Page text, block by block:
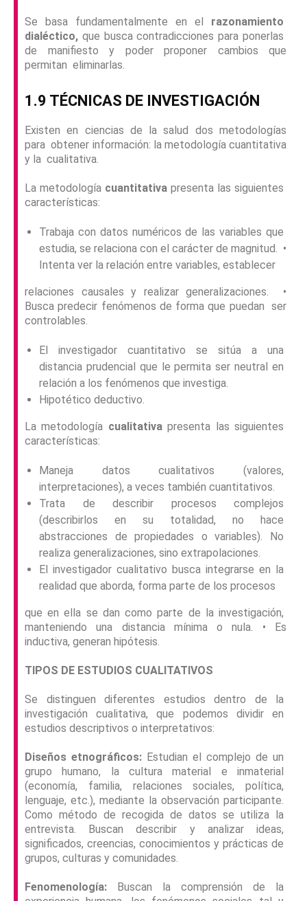
Se basa fundamentalmente en el razonamiento
dialéctico, que busca contradicciones para ponerlas
de manifiesto y poder proponer cambios que
permitan eliminarlas.
1.9 TÉCNICAS DE INVESTIGACIÓN
Existen en ciencias de la salud dos metodologías
para obtener información: la metodología cuantitativa
y la cualitativa.
La metodología cuantitativa presenta las siguientes
características:
Trabaja con datos numéricos de las variables que
estudia, se relaciona con el carácter de magnitud. •
Intenta ver la relación entre variables, establecer
relaciones causales y realizar generalizaciones. •
Busca predecir fenómenos de forma que puedan ser
controlables.
El investigador cuantitativo se sitúa a una
distancia prudencial que le permita ser neutral en
relación a los fenómenos que investiga.
Hipotético deductivo.
La metodología cualitativapresenta las siguientes
características:
Maneja datos cualitativos (valores,
interpretaciones), a veces también cuantitativos.
Trata de describir procesos complejos
(describirlos en su totalidad, no hace
abstracciones de propiedades o variables). No
realiza generalizaciones, sino extrapolaciones.
El investigador cualitativo busca integrarse en la
realidad que aborda, forma parte de los procesos
que en ella se dan como parte de la investigación,
manteniendo una distancia mínima o nula. • Es
inductiva, generan hipótesis.
TIPOS DE ESTUDIOS CUALITATIVOS
Se distinguen diferentes estudios dentro de la
investigación cualitativa, que podemos dividir en
estudios descriptivos o interpretativos:
Diseños etnográficos: Estudian el complejo de un
grupo humano, la cultura material e inmaterial
(economía, familia, relaciones sociales, política,
lenguaje, etc.), mediante la observación participante.
Como método de recogida de datos se utiliza la
entrevista. Buscan describir y analizar ideas,
significados, creencias, conocimientos y prácticas de
grupos, culturas y comunidades.
Fenomenología: Buscan la comprensión de la